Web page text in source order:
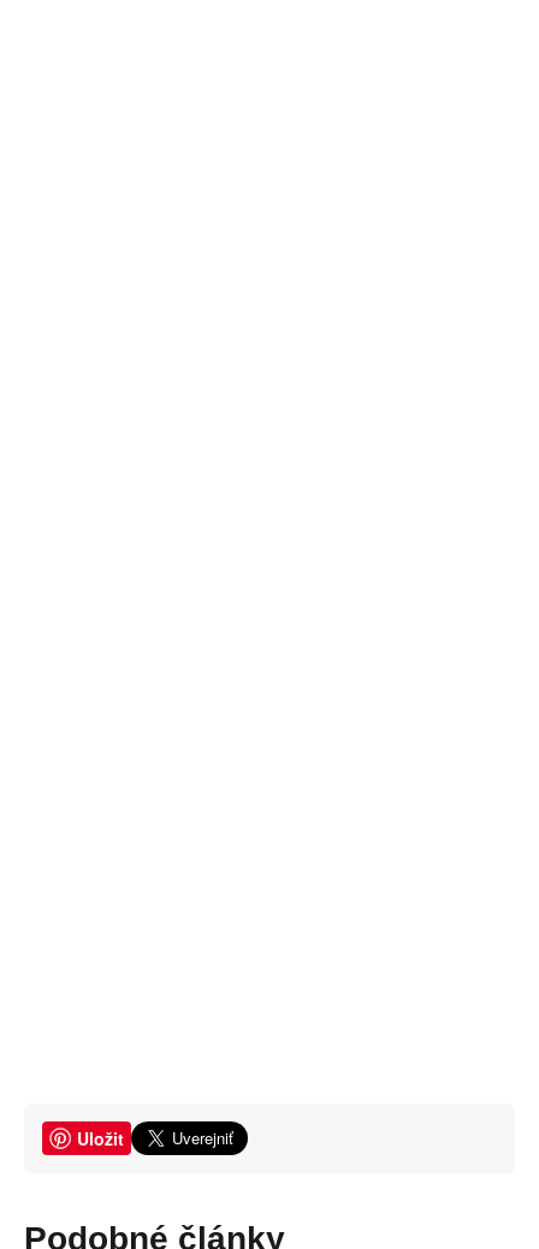
Uložit
Podobné články